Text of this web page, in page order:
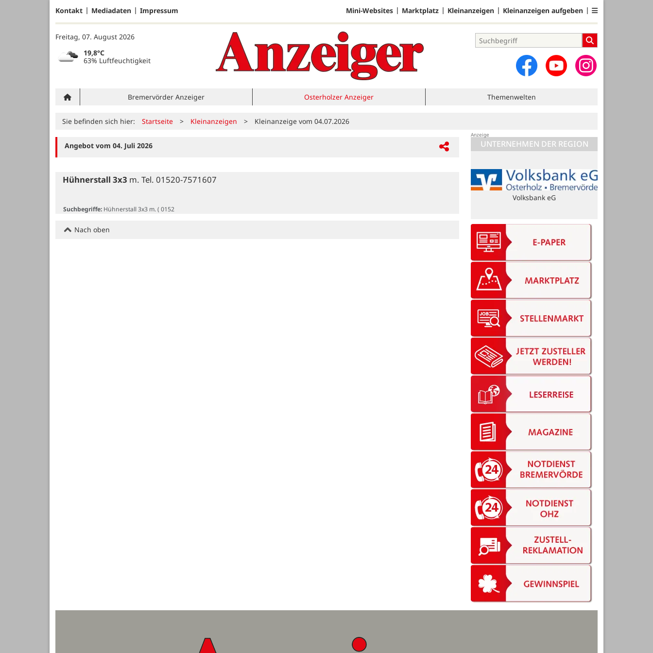
Kontakt Mediadaten Impressum Mini-Websites Marktplatz Kleinanzeigen Kleinanzeigen aufgeben
Freitag, 07. August 2026
19,8°C
63% Luftfeuchtigkeit
Bremervörder Anzeiger Osterholzer Anzeiger Themenwelten
Sie befinden sich hier: Startseite > Kleinanzeigen > Kleinanzeige vom 04.07.2026
Angebot vom 04. Juli 2026
Hühnerstall 3x3 m. Tel. 01520-7571607
Suchbegriffe: Hühnerstall 3x3 m. ( 0152
Nach oben
UNTERNEHMEN DER REGION
Volksbank eG